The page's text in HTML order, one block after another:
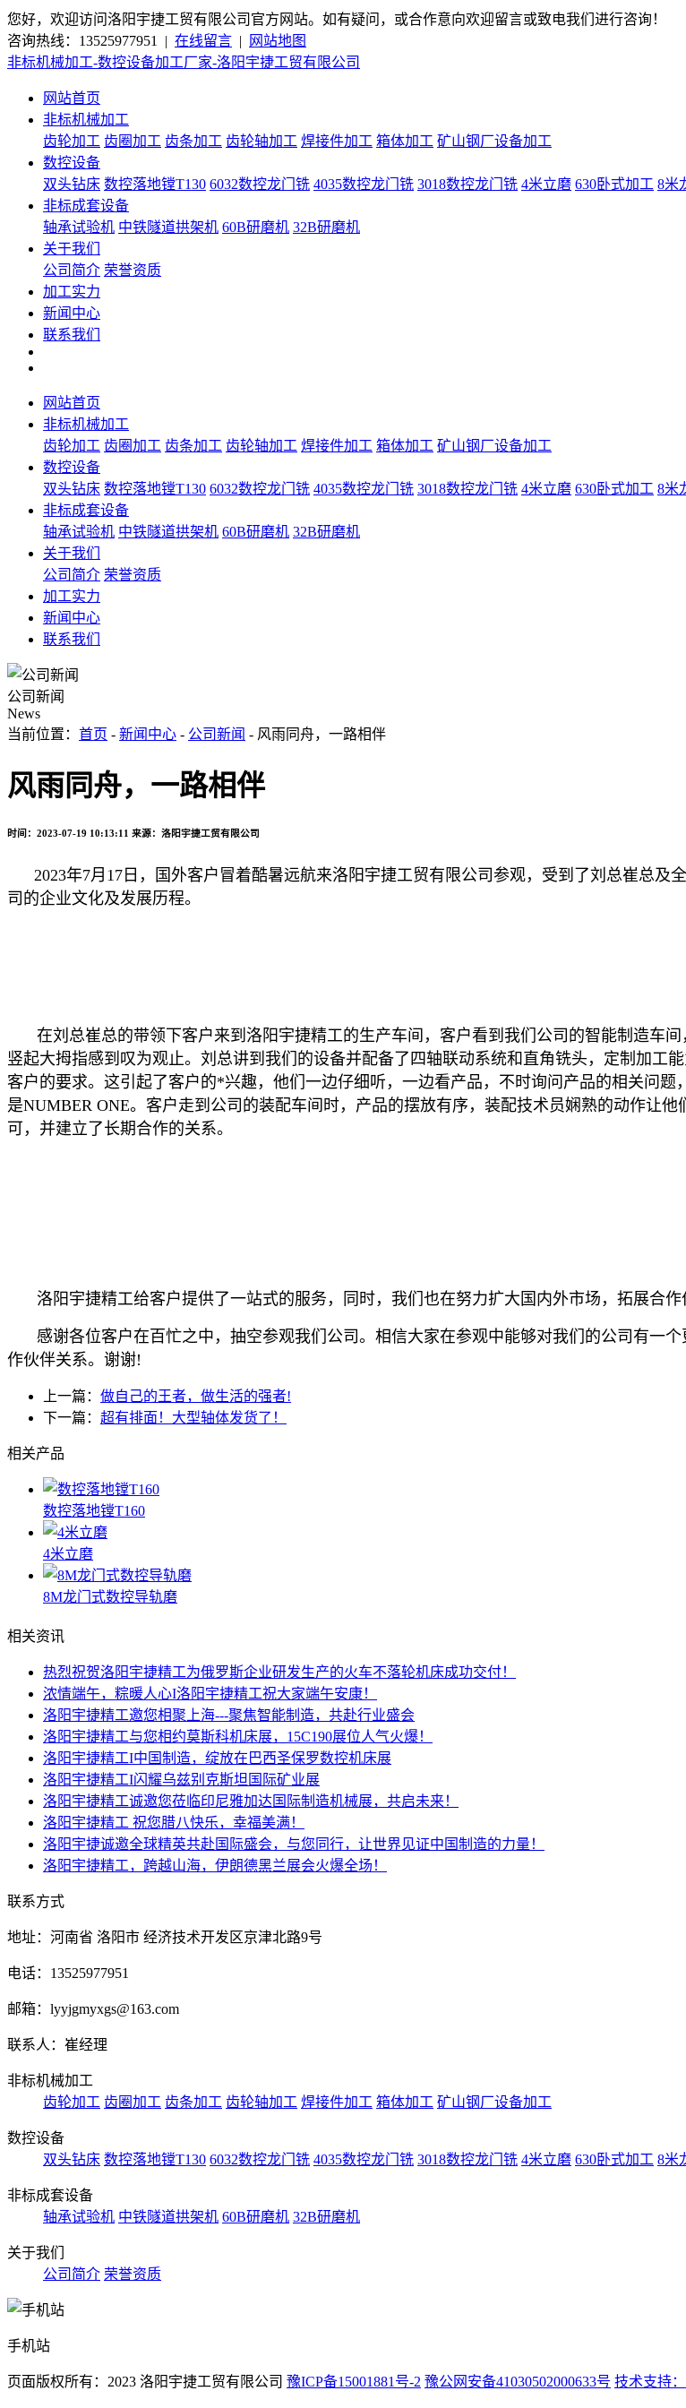
您好，欢迎访问洛阳宇捷工贸有限公司官方网站。如有疑问，或合作意向欢迎留言或致电我们进行咨询！
咨询热线：13525977951 | 在线留言 |
网站地图
非标机械加工-数控设备加工厂家-洛阳宇捷工贸有限公司
网站首页
非标机械加工
齿轮加工 齿圈加工 齿条加工 齿轮轴加工 焊接件加工 箱体加工 矿山钢厂设备加工
数控设备
双头钻床 数控落地镗T130 6032数控龙门铣 4035数控龙门铣 3018数控龙门铣 4米立磨 630卧式加工 8米
非标成套设备
轴承试验机 中铁隧道拱架机 60B研磨机 32B研磨机
关于我们
公司简介 荣誉资质
加工实力
新闻中心
联系我们
网站首页
非标机械加工
齿轮加工 齿圈加工 齿条加工 齿轮轴加工 焊接件加工 箱体加工 矿山钢厂设备加工
数控设备
双头钻床 数控落地镗T130 6032数控龙门铣 4035数控龙门铣 3018数控龙门铣 4米立磨 630卧式加工 8米
非标成套设备
轴承试验机 中铁隧道拱架机 60B研磨机 32B研磨机
关于我们
公司简介 荣誉资质
加工实力
新闻中心
联系我们
公司新闻
News
当前位置： 首页 - 新闻中心 - 公司新闻 - 风雨同舟，一路相伴
风雨同舟，一路相伴
时间：2023-07-19 10:13:11 来源：洛阳宇捷工贸有限公司
2023年7月 17 日，国外客户冒着酷暑远航来洛阳宇捷工贸有限公司参观，受到了刘总崔总
司的企业文化及发展历程。
在刘总崔总的带领下客户来到洛阳宇捷精工的生产车间，客户看到我们公司的智能制造车
竖起大拇指感到叹为观止。刘总讲到我们的设备并配备了四轴联动系统和直角铣头，定制加工
客户的要求。这引起了客户的*兴趣，他们一边仔细听，一边看产品，不时询问产品的相关问
是NUMBER ONE。客户走到公司的装配车间时，产品的摆放有序，装配技术员娴熟的动作让
可，并建立了长期合作的关系。
洛阳宇捷精工给客户提供了一站式的服务， 同时，我们也在努力扩大国内外市场，拓展合
感谢各位客户在百忙之中，抽空参观我们公司。相信大家在参观中能够对我们的公司有一
作伙伴关系。谢谢!
上一篇： 做自己的王者，做生活的强者!
下一篇： 超有排面！大型轴体发货了！
相关产品
数控落地镗T160
4米立磨
8M龙门式数控导轨磨
相关资讯
热烈祝贺洛阳宇捷精工为俄罗斯企业研发生产的火车不落轮机床成功交付！
浓情端午，粽暖人心I洛阳宇捷精工祝大家端午安康！
洛阳宇捷精工邀您相聚上海---聚焦智能制造，共赴行业盛会
洛阳宇捷精工与您相约莫斯科机床展，15C190展位人气火爆！
洛阳宇捷精工I中国制造，绽放在巴西圣保罗数控机床展
洛阳宇捷精工I闪耀乌兹别克斯坦国际矿业展
洛阳宇捷精工诚邀您莅临印尼雅加达国际制造机械展，共启未来！
洛阳宇捷精工 祝您腊八快乐，幸福美满！
洛阳宇捷诚邀全球精英共赴国际盛会，与您同行，让世界见证中国制造的力量！
洛阳宇捷精工，跨越山海，伊朗德黑兰展会火爆全场！
联系方式
地址：河南省 洛阳市 经济技术开发区京津北路9号
电话：13525977951
邮箱：lyyjgmyxgs@163.com
联系人：崔经理
非标机械加工
齿轮加工 齿圈加工 齿条加工 齿轮轴加工 焊接件加工 箱体加工 矿山钢厂设备加工
数控设备
双头钻床 数控落地镗T130 6032数控龙门铣 4035数控龙门铣 3018数控龙门铣 4米立磨 630卧式加工 8米
非标成套设备
轴承试验机 中铁隧道拱架机 60B研磨机 32B研磨机
关于我们
公司简介 荣誉资质
手机站
页面版权所有：2023 洛阳宇捷工贸有限公司 豫ICP备15001881号-2 豫公网安备41030502000633号 技术支持